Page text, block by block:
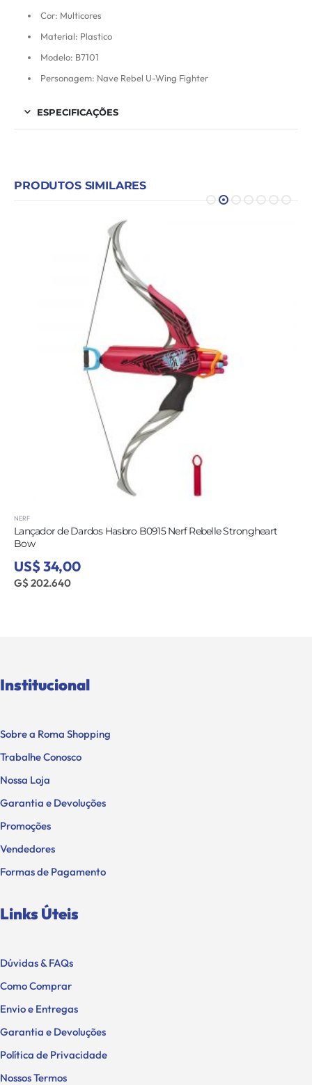
Cor: Multicores
Material: Plastico
Modelo: B7101
Personagem: Nave Rebel U-Wing Fighter
ESPECIFICAÇÕES
PRODUTOS SIMILARES
NERF
Lançador de Dardos Hasbro B0915 Nerf Rebelle Strongheart
Bow
US$ 34,00
G$ 202.640
Institucional
Sobre a Roma Shopping
Trabalhe Conosco
Nossa Loja
Garantia e Devoluções
Promoções
Vendedores
Formas de Pagamento
Links Úteis
Dúvidas & FAQs
Como Comprar
Envio e Entregas
Garantia e Devoluções
Política de Privacidade
Nossos Termos